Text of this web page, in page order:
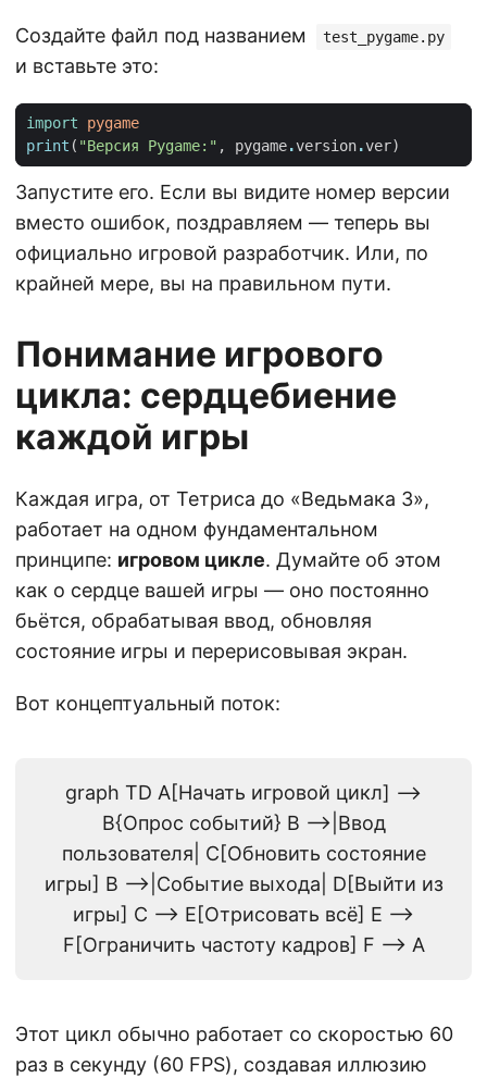
Создайте файл под названием test_pygame.py
и вставьте это:
import
pygame
print ( "Версия Pygame:" , pygame.version.ver)
Запустите его. Если вы видите номер версии
вместо ошибок, поздравляем — теперь вы
официально игровой разработчик. Или, по
крайней мере, вы на правильном пути.
Понимание игрового
цикла: сердцебиение
каждой игры
Каждая игра, от Тетриса до «Ведьмака 3»,
работает на одном фундаментальном
принципе: игровом цикле. Думайте об этом
как о сердце вашей игры — оно постоянно
бьётся, обрабатывая ввод, обновляя
состояние игры и перерисовывая экран.
Вот концептуальный поток:
graph TD A[Начать игровой цикл] -->
B{Опрос событий} B -->|Ввод
пользователя| C[Обновить состояние
игры] B -->|Событие выхода| D[Выйти из
игры] C --> E[Отрисовать всё] E -->
F[Ограничить частоту кадров] F --> A
Этот цикл обычно работает со скоростью 60
раз в секунду (60 FPS), создавая иллюзию